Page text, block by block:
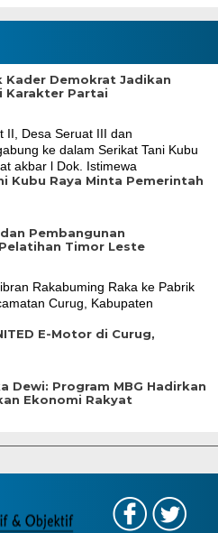
Kader Demokrat Jadikan
Karakter Partai
Kubu Raya Minta Pemerintah
Pembangunan
Timor Leste
E-Motor di Curug,
Dewi: Program MBG Hadirkan
Ekonomi Rakyat
Miliar | Program Makan Bergizi